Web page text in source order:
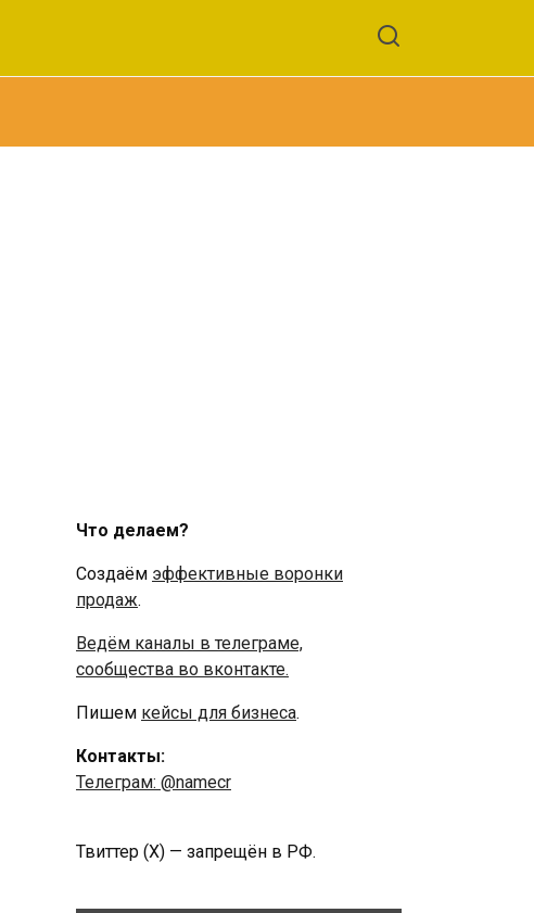
Что делаем?
Создаём эффективные воронки
продаж.
Ведём каналы в телеграме,
сообщества во вконтакте.
Пишем кейсы для бизнеса.
Контакты:
Телеграм: @namecr
Твиттер (Х) — запрещён в РФ.